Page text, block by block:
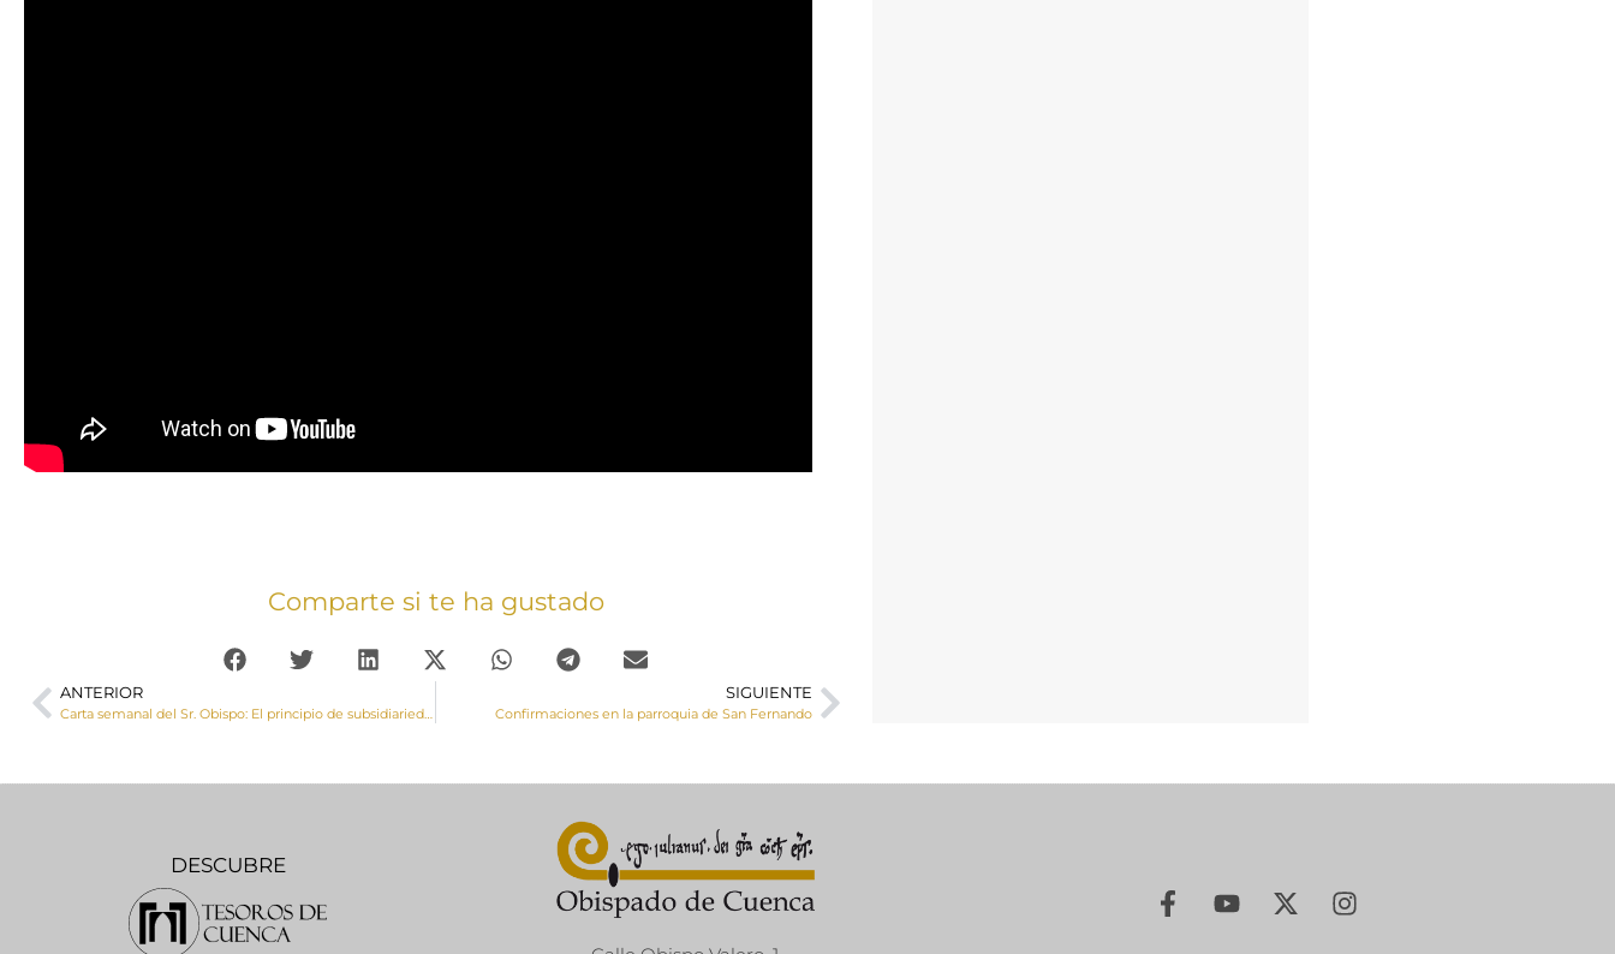
Comparte si te ha gustado
ANTERIOR
Carta semanal del Sr. Obispo: El principio de subsidiariedad
SIGUIENTE
Confirmaciones en la parroquia de San Fernando
DESCUBRE